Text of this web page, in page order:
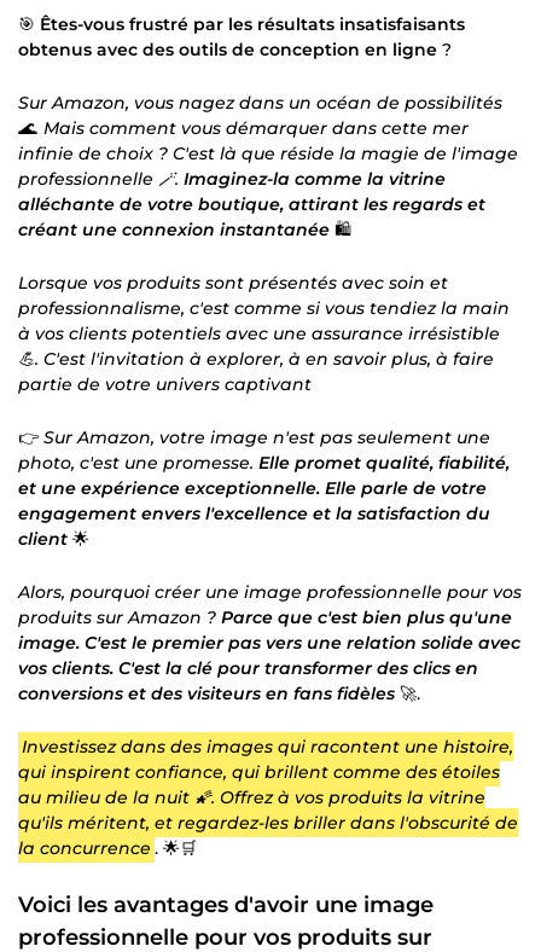
🎯 Êtes-vous frustré par les résultats insatisfaisants
obtenus avec des outils de conception en ligne ?
Sur Amazon, vous nagez dans un océan de possibilités
🌊. Mais comment vous démarquer dans cette mer
infinie de choix ? C'est là que réside la magie de l'image
professionnelle 🪄. Imaginez-la comme la vitrine
alléchante de votre boutique, attirant les regards et
créant une connexion instantanée 🛍️
Lorsque vos produits sont présentés avec soin et
professionnalisme, c'est comme si vous tendiez la main
à vos clients potentiels avec une assurance irrésistible
💪. C'est l'invitation à explorer, à en savoir plus, à faire
partie de votre univers captivant
👉 Sur Amazon, votre image n'est pas seulement une
photo, c'est une promesse. Elle promet qualité, fiabilité,
et une expérience exceptionnelle. Elle parle de votre
engagement envers l'excellence et la satisfaction du
client 🌟
Alors, pourquoi créer une image professionnelle pour vos
produits sur Amazon ? Parce que c'est bien plus qu'une
image. C'est le premier pas vers une relation solide avec
vos clients. C'est la clé pour transformer des clics en
conversions et des visiteurs en fans fidèles 🚀.
Investissez dans des images qui racontent une histoire,
qui inspirent confiance, qui brillent comme des étoiles
au milieu de la nuit 🌠. Offrez à vos produits la vitrine
qu'ils méritent, et regardez-les briller dans l'obscurité de
la concurrence . 🌟🛒
Voici les avantages d'avoir une image
professionnelle pour vos produits sur